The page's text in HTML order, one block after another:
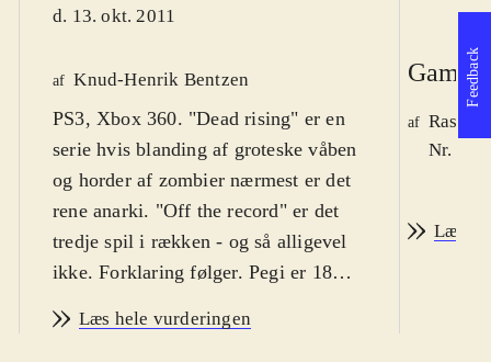
d. 13. okt. 2011
af Knud-Henrik Bentzen
PS3, Xbox 360. "Dead rising" er en
serie hvis blanding af groteske våben
og horder af zombier nærmest er det
rene anarki. "Off the record" er det
tredje spil i rækken - og så alligevel
ikke. Forklaring følger. Pegi er 18
sådan karakter at spillet fint går som
Læs hele vurderingen
Game
af
Nr.
Læs
Feedback